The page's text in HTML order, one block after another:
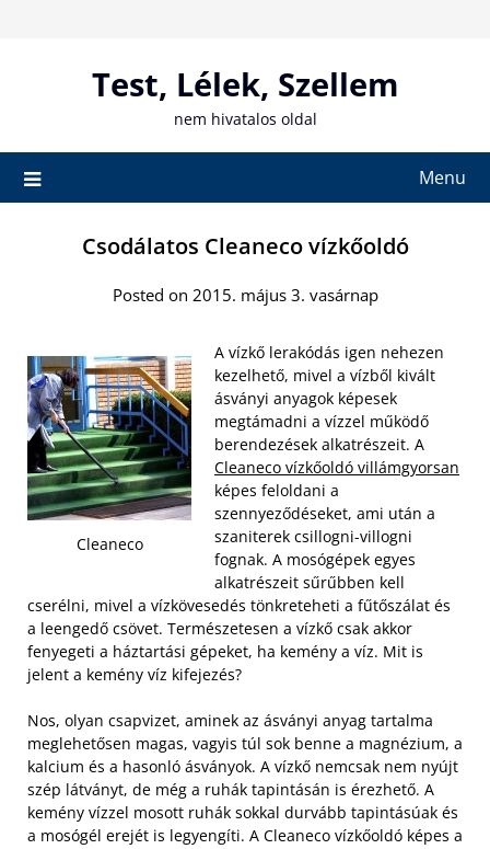
Test, Lélek, Szellem
nem hivatalos oldal
Menu
Csodálatos Cleaneco vízkőoldó
Posted on 2015. május 3. vasárnap
Cleaneco
A vízkő lerakódás igen nehezen
kezelhető, mivel a vízből kivált
ásványi anyagok képesek
megtámadni a vízzel működő
berendezések alkatrészeit. A
Cleaneco vízkőoldó villámgyorsan
képes feloldani a
szennyeződéseket, ami után a
szaniterek csillogni-villogni
fognak. A mosógépek egyes
alkatrészeit sűrűbben kell
cserélni, mivel a vízkövesedés tönkreteheti a fűtőszálat és
a leengedő csövet. Természetesen a vízkő csak akkor
fenyegeti a háztartási gépeket, ha kemény a víz. Mit is
jelent a kemény víz kifejezés?
Nos, olyan csapvizet, aminek az ásványi anyag tartalma
meglehetősen magas, vagyis túl sok benne a magnézium, a
kalcium és a hasonló ásványok. A vízkő nemcsak nem nyújt
szép látványt, de még a ruhák tapintásán is érezhető. A
kemény vízzel mosott ruhák sokkal durvább tapintásúak és
a mosógél erejét is legyengíti. A Cleaneco vízkőoldó képes a